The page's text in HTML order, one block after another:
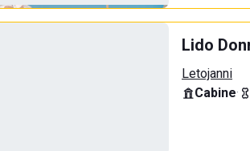
Lido
Letojanni
Cabine·